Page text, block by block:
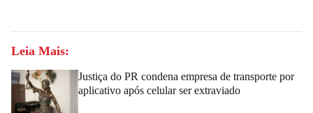
Leia Mais:
Justiça do PR condena empresa de transporte por
aplicativo após celular ser extraviado